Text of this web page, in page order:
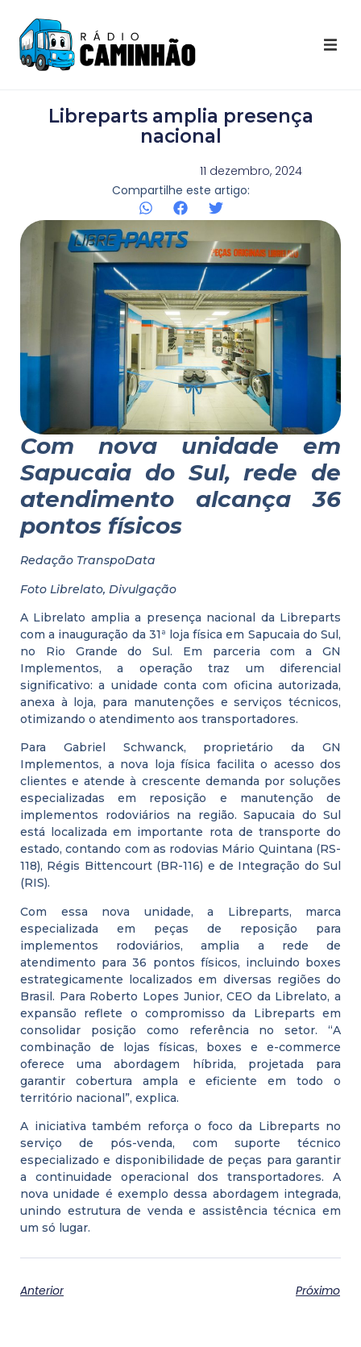
Destaques Youtube
Galeria de Fotos
Agenda
Contato
Libreparts amplia presença
nacional
11 dezembro, 2024
Compartilhe este artigo:
Com nova unidade em
Sapucaia do Sul, rede de
atendimento alcança 36
pontos físicos
Redação TranspoData
Foto Librelato, Divulgação
A Librelato amplia a presença nacional da Libreparts
com a inauguração da 31ª loja física em Sapucaia do Sul,
no Rio Grande do Sul. Em parceria com a GN
Implementos, a operação traz um diferencial
significativo: a unidade conta com oficina autorizada,
anexa à loja, para manutenções e serviços técnicos,
otimizando o atendimento aos transportadores.
Para Gabriel Schwanck, proprietário da GN
Implementos, a nova loja física facilita o acesso dos
clientes e atende à crescente demanda por soluções
especializadas em reposição e manutenção de
implementos rodoviários na região. Sapucaia do Sul
está localizada em importante rota de transporte do
estado, contando com as rodovias Mário Quintana (RS-
118), Régis Bittencourt (BR-116) e de Integração do Sul
(RIS).
Com essa nova unidade, a Libreparts, marca
especializada em peças de reposição para
implementos rodoviários, amplia a rede de
atendimento para 36 pontos físicos, incluindo boxes
estrategicamente localizados em diversas regiões do
Brasil. Para Roberto Lopes Junior, CEO da Librelato, a
expansão reflete o compromisso da Libreparts em
consolidar posição como referência no setor. “A
combinação de lojas físicas, boxes e e-commerce
oferece uma abordagem híbrida, projetada para
garantir cobertura ampla e eficiente em todo o
território nacional”, explica.
A iniciativa também reforça o foco da Libreparts no
serviço de pós-venda, com suporte técnico
especializado e disponibilidade de peças para garantir
a continuidade operacional dos transportadores. A
nova unidade é exemplo dessa abordagem integrada,
unindo estrutura de venda e assistência técnica em
um só lugar.
Anterior Próximo